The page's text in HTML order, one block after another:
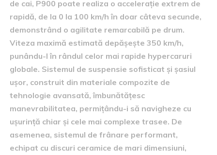
de cai, P900 poate realiza o accelerație extrem de
rapidă, de la 0 la 100 km/h în doar câteva secunde,
demonstrând o agilitate remarcabilă pe drum.
Viteza maximă estimată depășește 350 km/h,
punându-l în rândul celor mai rapide hypercaruri
globale. Sistemul de suspensie sofisticat și șasiul
ușor, construit din materiale compozite de
tehnologie avansată, îmbunătățesc
manevrabilitatea, permițându-i să navigheze cu
ușurință chiar și cele mai complexe trasee. De
asemenea, sistemul de frânare performant,
echipat cu discuri ceramice de mari dimensiuni,